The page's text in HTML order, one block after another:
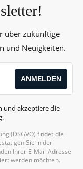
über zukünftige
und Neuigkeiten.
und akzeptiere die
.
(DSGVO) findet die
Sie in der
Ihrer E-Mail-Adresse
werden möchten.